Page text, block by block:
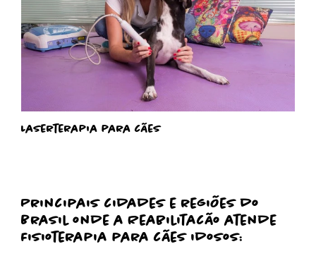
Laserterapia para cães
Principais cidades e regiões do
Brasil onde a Reabilitacão atende
Fisioterapia para cães idosos: